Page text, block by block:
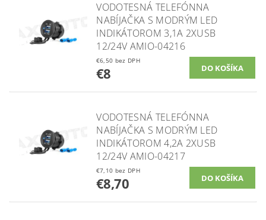
VODOTESNÁ TELEFÓNNA
NABÍJAČKA S MODRÝM LED
INDIKÁTOROM 3,1A 2XUSB
12/24V AMIO-04216
€6,50 bez DPH
€8
VODOTESNÁ TELEFÓNNA
NABÍJAČKA S MODRÝM LED
INDIKÁTOROM 4,2A 2XUSB
12/24V AMIO-04217
€7,10 bez DPH
€8,70